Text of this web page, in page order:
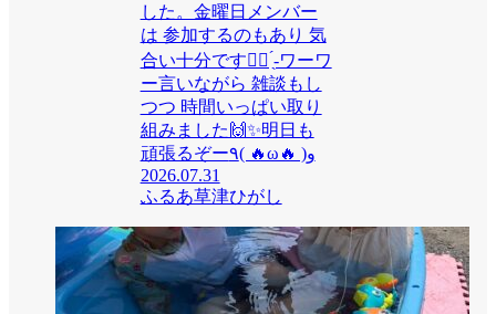
した。金曜日メンバー
は 参加するのもあり 気
合い十分です✊🏻 ̖́-‬ワーワ
ー言いながら 雑談もし
つつ 時間いっぱい取り
組みました🙌✨明日も
頑張るぞー٩( 🔥ω🔥 )و
2026.07.31
ふるあ草津ひがし